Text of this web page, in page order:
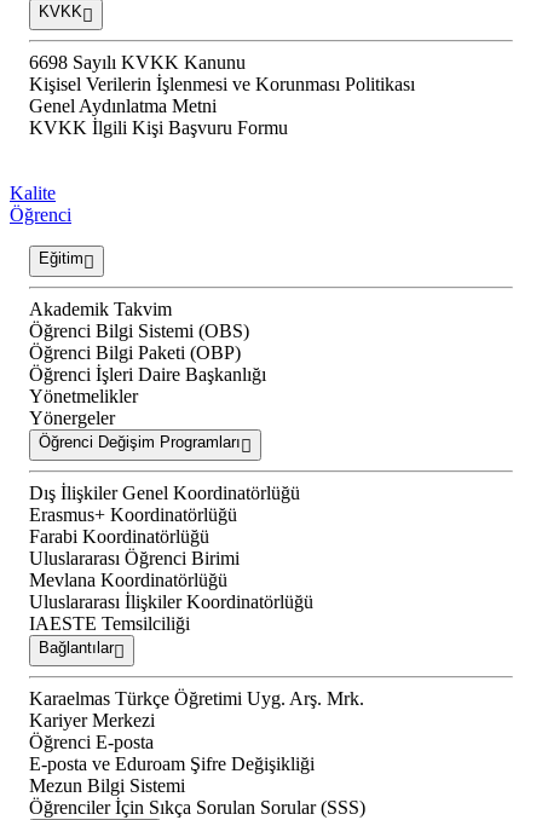
KVKK
6698 Sayılı KVKK Kanunu
Kişisel Verilerin İşlenmesi ve Korunması Politikası
Genel Aydınlatma Metni
KVKK İlgili Kişi Başvuru Formu
Kalite
Öğrenci
Eğitim
Akademik Takvim
Öğrenci Bilgi Sistemi (OBS)
Öğrenci Bilgi Paketi (OBP)
Öğrenci İşleri Daire Başkanlığı
Yönetmelikler
Yönergeler
Öğrenci Değişim Programları
Dış İlişkiler Genel Koordinatörlüğü
Erasmus+ Koordinatörlüğü
Farabi Koordinatörlüğü
Uluslararası Öğrenci Birimi
Mevlana Koordinatörlüğü
Uluslararası İlişkiler Koordinatörlüğü
IAESTE Temsilciliği
Bağlantılar
Karaelmas Türkçe Öğretimi Uyg. Arş. Mrk.
Kariyer Merkezi
Öğrenci E-posta
E-posta ve Eduroam Şifre Değişikliği
Mezun Bilgi Sistemi
Öğrenciler İçin Sıkça Sorulan Sorular (SSS)